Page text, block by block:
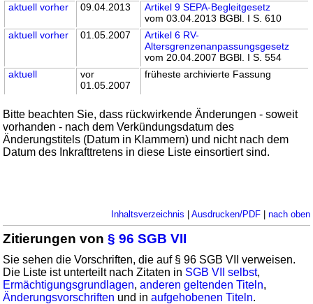
aktuell vorher 09.04.2013
Artikel 9 SEPA-Begleitgesetz
vom 03.04.2013 BGBl. I S. 610
aktuell vorher 01.05.2007
Artikel 6 RV-
Altersgrenzenanpassungsgesetz
vom 20.04.2007 BGBl. I S. 554
aktuell
vor
01.05.2007
früheste archivierte Fassung
Bitte beachten Sie, dass rückwirkende Änderungen - soweit
vorhanden - nach dem Verkündungsdatum des
Änderungstitels (Datum in Klammern) und nicht nach dem
Datum des Inkrafttretens in diese Liste einsortiert sind.
Inhaltsverzeichnis | Ausdrucken/PDF| nach oben
Zitierungen von§ 96 SGB VII
Sie sehen die Vorschriften, die auf § 96 SGB VII verweisen.
Die Liste ist unterteilt nach Zitaten in SGB VII selbst,
Ermächtigungsgrundlagen,anderen geltenden Titeln,
Änderungsvorschriften und inaufgehobenen Titeln.